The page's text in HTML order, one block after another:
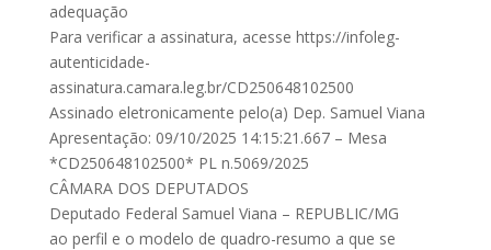
adequação
Para verificar a assinatura, acesse https://infoleg-
autenticidade-
assinatura.camara.leg.br/CD250648102500
Assinado eletronicamente pelo(a) Dep. Samuel Viana
Apresentação: 09/10/2025 14:15:21.667 – Mesa
*CD250648102500* PL n.5069/2025
CÂMARA DOS DEPUTADOS
Deputado Federal Samuel Viana – REPUBLIC/MG
ao perfil e o modelo de quadro-resumo a que se